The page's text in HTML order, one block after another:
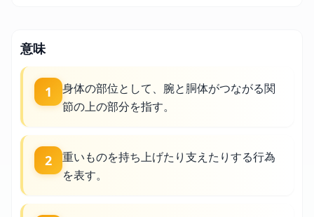
意味
1
身体の部位として、腕と胴体がつながる関
節の上の部分を指す。
2
重いものを持ち上げたり支えたりする行為
を表す。